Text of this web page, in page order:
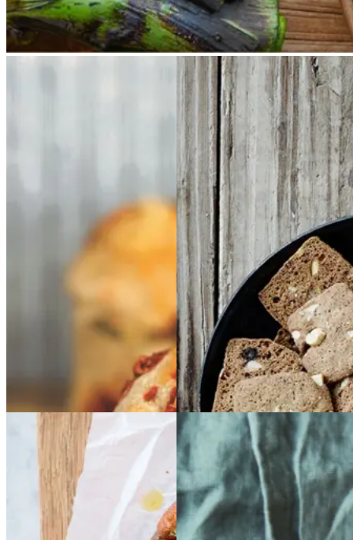
med
tomat ogog
Brunkager
Brunkage
r
Gem opskrift